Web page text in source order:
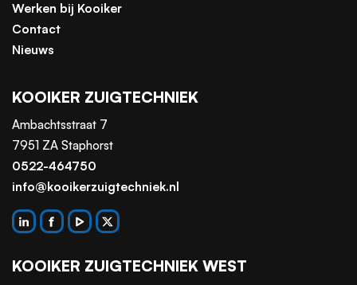
Werken bij Kooiker
Contact
Nieuws
KOOIKER ZUIGTECHNIEK
Ambachtsstraat 7
7951 ZA Staphorst
0522-464750
info@kooikerzuigtechniek.nl
KOOIKER ZUIGTECHNIEK WEST